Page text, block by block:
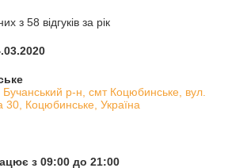
з 58 відгуків за рік
Бучанський р-н, смт Коцюбинське, вул.
30, Коцюбинське, Україна
з 09:00 до 21:00